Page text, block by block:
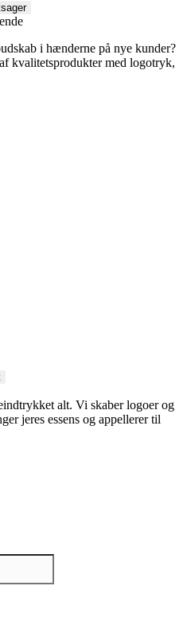
i hænderne på nye kunder?
kvalitetsprodukter med logotryk,
alt. Vi skaber logoer og
jeres essens og appellerer til